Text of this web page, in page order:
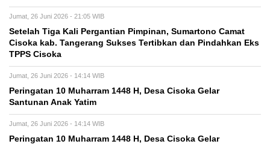
Jumat, 26 Juni 2026 - 21:05 WIB
Setelah Tiga Kali Pergantian Pimpinan, Sumartono Camat
Cisoka kab. Tangerang Sukses Tertibkan dan Pindahkan Eks
TPPS Cisoka
Jumat, 26 Juni 2026 - 14:14 WIB
Peringatan 10 Muharram 1448 H, Desa Cisoka Gelar
Santunan Anak Yatim
Jumat, 26 Juni 2026 - 14:14 WIB
Peringatan 10 Muharram 1448 H, Desa Cisoka Gelar